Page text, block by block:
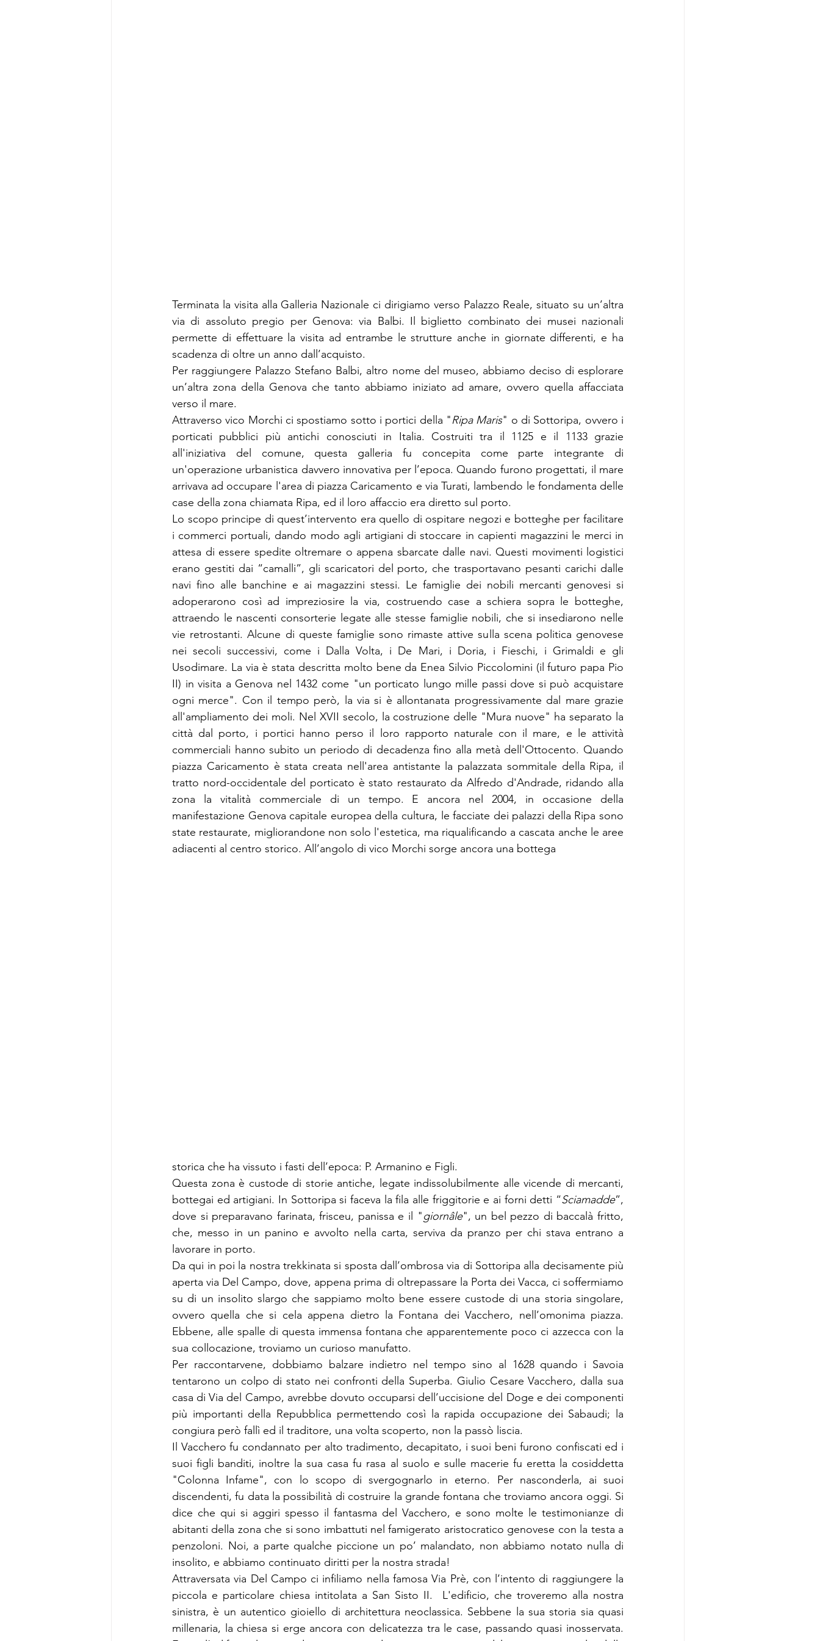
Terminata la visita alla Galleria Nazionale ci dirigiamo verso Palazzo Reale, situato su un’altra
via di assoluto pregio per Genova: via Balbi. Il biglietto combinato dei musei nazionali
permette di effettuare la visita ad entrambe le strutture anche in giornate differenti, e ha
scadenza di oltre un anno dall’acquisto.
Per raggiungere Palazzo Stefano Balbi, altro nome del museo, abbiamo deciso di esplorare
un’altra zona della Genova che tanto abbiamo iniziato ad amare, ovvero quella affacciata
verso il mare.
Attraverso vico Morchi ci spostiamo sotto i portici della "Ripa Maris" o di Sottoripa, ovvero i
porticati pubblici più antichi conosciuti in Italia. Costruiti tra il 1125 e il 1133 grazie
all'iniziativa del comune, questa galleria fu concepita come parte integrante di
un'operazione urbanistica davvero innovativa per l’epoca. Quando furono progettati, il mare
arrivava ad occupare l'area di piazza Caricamento e via Turati, lambendo le fondamenta delle
case della zona chiamata Ripa, ed il loro affaccio era diretto sul porto.
Lo scopo principe di quest’intervento era quello di ospitare negozi e botteghe per facilitare
i commerci portuali, dando modo agli artigiani di stoccare in capienti magazzini le merci in
attesa di essere spedite oltremare o appena sbarcate dalle navi. Questi movimenti logistici
erano gestiti dai “camalli”, gli scaricatori del porto, che trasportavano pesanti carichi dalle
navi fino alle banchine e ai magazzini stessi. Le famiglie dei nobili mercanti genovesi si
adoperarono così ad impreziosire la via, costruendo case a schiera sopra le botteghe,
attraendo le nascenti consorterie legate alle stesse famiglie nobili, che si insediarono nelle
vie retrostanti. Alcune di queste famiglie sono rimaste attive sulla scena politica genovese
nei secoli successivi, come i Dalla Volta, i De Mari, i Doria, i Fieschi, i Grimaldi e gli
Usodimare. La via è stata descritta molto bene da Enea Silvio Piccolomini (il futuro papa Pio
II) in visita a Genova nel 1432 come "un porticato lungo mille passi dove si può acquistare
ogni merce". Con il tempo però, la via si è allontanata progressivamente dal mare grazie
all'ampliamento dei moli. Nel XVII secolo, la costruzione delle "Mura nuove" ha separato la
città dal porto, i portici hanno perso il loro rapporto naturale con il mare, e le attività
commerciali hanno subito un periodo di decadenza fino alla metà dell'Ottocento. Quando
piazza Caricamento è stata creata nell'area antistante la palazzata sommitale della Ripa, il
tratto nord-occidentale del porticato è stato restaurato da Alfredo d'Andrade, ridando alla
zona la vitalità commerciale di un tempo. E ancora nel 2004, in occasione della
manifestazione Genova capitale europea della cultura, le facciate dei palazzi della Ripa sono
state restaurate, migliorandone non solo l'estetica, ma riqualificando a cascata anche le aree
adiacenti al centro storico. All’angolo di vico Morchi sorge ancora una bottega
storica che ha vissuto i fasti dell’epoca: P. Armanino e Figli.
Questa zona è custode di storie antiche, legate indissolubilmente alle vicende di mercanti,
bottegai ed artigiani. In Sottoripa si faceva la fila alle friggitorie e ai forni detti “Sciamadde”,
dove si preparavano farinata, frisceu, panissa e il "giornâle", un bel pezzo di baccalà fritto,
che, messo in un panino e avvolto nella carta, serviva da pranzo per chi stava entrano a
lavorare in porto.
Da qui in poi la nostra trekkinata si sposta dall’ombrosa via di Sottoripa alla decisamente più
aperta via Del Campo, dove, appena prima di oltrepassare la Porta dei Vacca, ci soffermiamo
su di un insolito slargo che sappiamo molto bene essere custode di una storia singolare,
ovvero quella che si cela appena dietro la Fontana dei Vacchero, nell’omonima piazza.
Ebbene, alle spalle di questa immensa fontana che apparentemente poco ci azzecca con la
sua collocazione, troviamo un curioso manufatto.
Per raccontarvene, dobbiamo balzare indietro nel tempo sino al 1628 quando i Savoia
tentarono un colpo di stato nei confronti della Superba. Giulio Cesare Vacchero, dalla sua
casa di Via del Campo, avrebbe dovuto occuparsi dell’uccisione del Doge e dei componenti
più importanti della Repubblica permettendo così la rapida occupazione dei Sabaudi; la
congiura però fallì ed il traditore, una volta scoperto, non la passò liscia.
Il Vacchero fu condannato per alto tradimento, decapitato, i suoi beni furono confiscati ed i
suoi figli banditi, inoltre la sua casa fu rasa al suolo e sulle macerie fu eretta la cosiddetta
"Colonna Infame", con lo scopo di svergognarlo in eterno. Per nasconderla, ai suoi
discendenti, fu data la possibilità di costruire la grande fontana che troviamo ancora oggi. Si
dice che qui si aggiri spesso il fantasma del Vacchero, e sono molte le testimonianze di
abitanti della zona che si sono imbattuti nel famigerato aristocratico genovese con la testa a
penzoloni. Noi, a parte qualche piccione un po’ malandato, non abbiamo notato nulla di
insolito, e abbiamo continuato diritti per la nostra strada!
Attraversata via Del Campo ci infiliamo nella famosa Via Prè, con l’intento di raggiungere la
piccola e particolare chiesa intitolata a San Sisto II.  L'edificio, che troveremo alla nostra
sinistra, è un autentico gioiello di architettura neoclassica. Sebbene la sua storia sia quasi
millenaria, la chiesa si erge ancora con delicatezza tra le case, passando quasi inosservata.